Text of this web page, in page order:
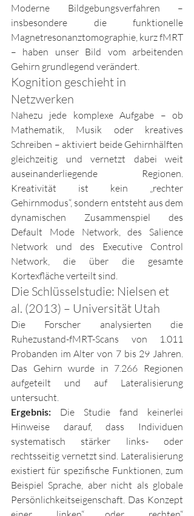
Moderne Bildgebungsverfahren –
insbesondere die funktionelle
Magnetresonanztomographie, kurz fMRT
– haben unser Bild vom arbeitenden
Gehirn grundlegend verändert.
Kognition geschieht in
Netzwerken
Nahezu jede komplexe Aufgabe – ob
Mathematik, Musik oder kreatives
Schreiben – aktiviert beide Gehirnhälften
gleichzeitig und vernetzt dabei weit
auseinanderliegende Regionen.
Kreativität ist kein „rechter
Gehirnmodus“, sondern entsteht aus dem
dynamischen Zusammenspiel des
Default Mode Network, des Salience
Network und des Executive Control
Network, die über die gesamte
Kortexfläche verteilt sind.
Die Schlüsselstudie: Nielsen et
al. (2013) – Universität Utah
Die Forscher analysierten die
Ruhezustand-fMRT-Scans von 1.011
Probanden im Alter von 7 bis 29 Jahren.
Das Gehirn wurde in 7.266 Regionen
aufgeteilt und auf Lateralisierung
untersucht.
Ergebnis: Die Studie fand keinerlei
Hinweise darauf, dass Individuen
systematisch stärker links- oder
rechtsseitig vernetzt sind. Lateralisierung
existiert für spezifische Funktionen, zum
Beispiel Sprache, aber nicht als globale
Persönlichkeitseigenschaft. Das Konzept